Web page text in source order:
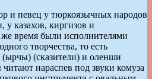
и певец у тюркоязычных народов
у казахов, киргизов и
время были исполнителями
творчества, то есть
(сказители) и оленши
нараспев под звуки комуза